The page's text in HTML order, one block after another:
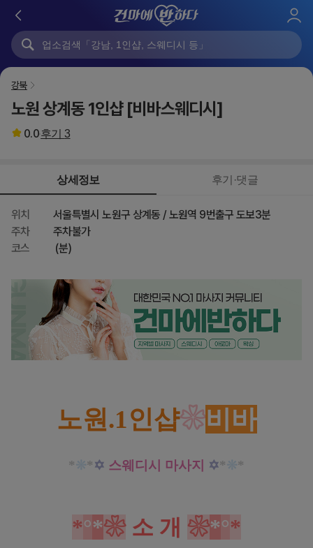
로
강북
노원 상계동 1인샵 [비바스웨디시]
0.0후기3
상세정보 후기·댓글
위치
서울특별시 노원구 상계동 / 노원역 9번출구 도보3분
주차
주차불가
코스
(분)
노원.1인샵❀비바
* *✡ 스웨디시 마사지 ✡* *
*°*❀ 소 개 ❀*°*